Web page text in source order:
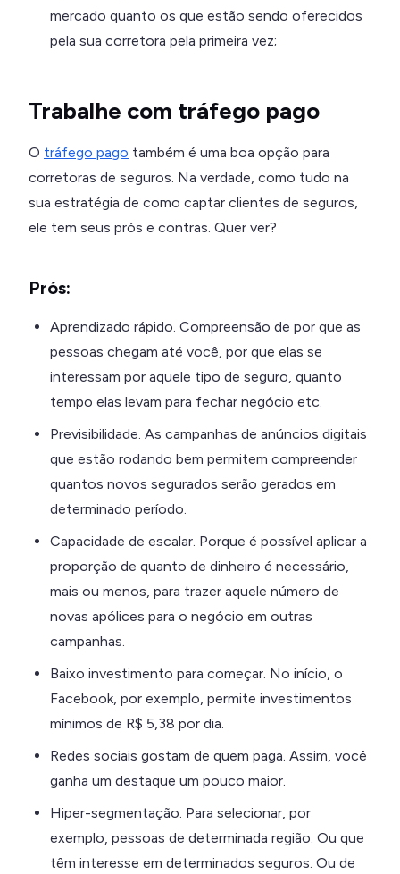
mercado quanto os que estão sendo oferecidos
pela sua corretora pela primeira vez;
Trabalhe com tráfego pago
O tráfego pago também é uma boa opção para
corretoras de seguros. Na verdade, como tudo na
sua estratégia de como captar clientes de seguros,
ele tem seus prós e contras. Quer ver?
Prós:
Aprendizado rápido. Compreensão de por que as
pessoas chegam até você, por que elas se
interessam por aquele tipo de seguro, quanto
tempo elas levam para fechar negócio etc.
Previsibilidade. As campanhas de anúncios digitais
que estão rodando bem permitem compreender
quantos novos segurados serão gerados em
determinado período.
Capacidade de escalar. Porque é possível aplicar a
proporção de quanto de dinheiro é necessário,
mais ou menos, para trazer aquele número de
novas apólices para o negócio em outras
campanhas.
Baixo investimento para começar. No início, o
Facebook, por exemplo, permite investimentos
mínimos de R$ 5,38 por dia.
Redes sociais gostam de quem paga. Assim, você
ganha um destaque um pouco maior.
Hiper-segmentação. Para selecionar, por
exemplo, pessoas de determinada região. Ou que
têm interesse em determinados seguros. Ou de